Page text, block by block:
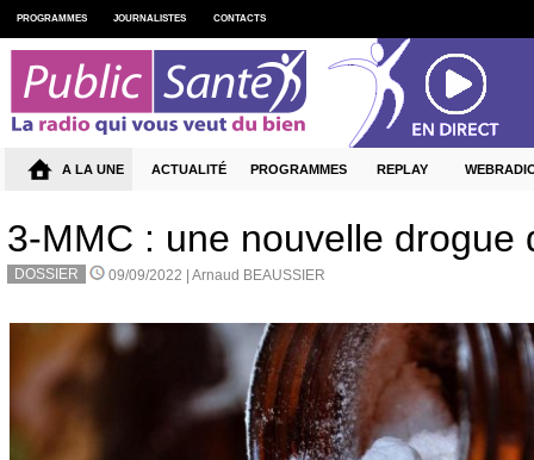
3-MMC : une nouvelle
DOSSIER 09/09/2022 | Arnaud BEAUSSIER
PROGRAMMES JOURNALISTES CONTACTS
A LA UNE ACTUALITÉ PROGRAMMES REPLAY